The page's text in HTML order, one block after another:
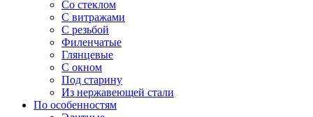
Со стеклом
С витражами
С резьбой
Филенчатые
Глянцевые
С окном
Под старину
Из нержавеющей стали
По особенностям